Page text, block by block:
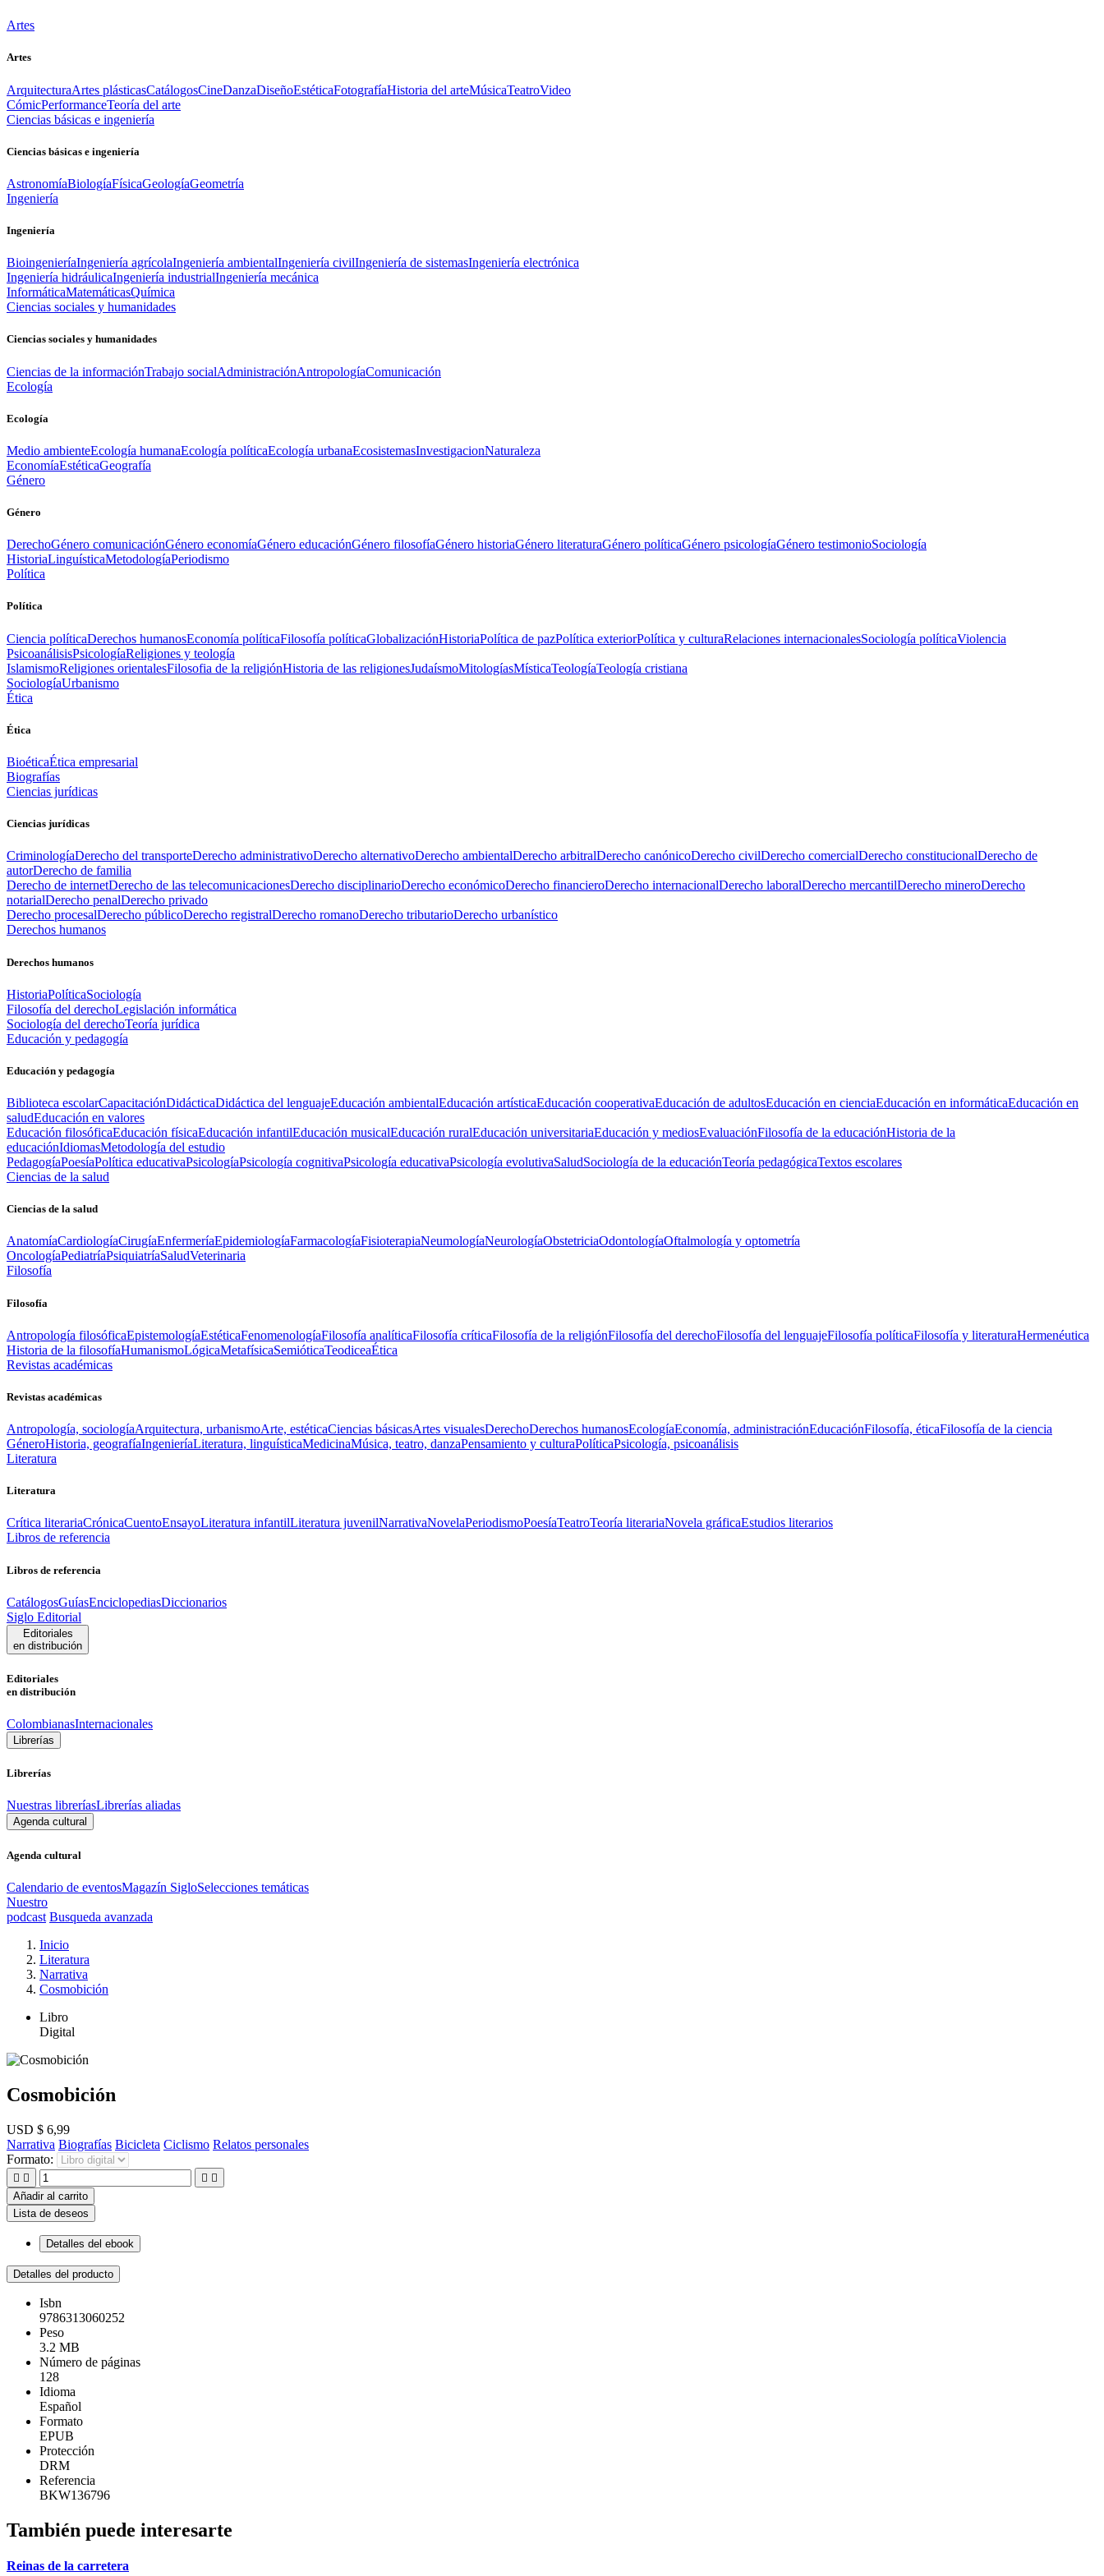
Artes
Artes
ArquitecturaArtes plásticasCatálogosCineDanzaDiseñoEstéticaFotografíaHistoria del arteMúsicaTeatroVideo
CómicPerformanceTeoría del arte
Ciencias básicas e ingeniería
Ciencias básicas e ingeniería
AstronomíaBiologíaFísicaGeologíaGeometría
Ingeniería
Ingeniería
BioingenieríaIngeniería agrícolaIngeniería ambientalIngeniería civilIngeniería de sistemasIngeniería electrónica
Ingeniería hidráulicaIngeniería industrialIngeniería mecánica
InformáticaMatemáticasQuímica
Ciencias sociales y humanidades
Ciencias sociales y humanidades
Ciencias de la informaciónTrabajo socialAdministraciónAntropologíaComunicación
Ecología
Ecología
Medio ambienteEcología humanaEcología políticaEcología urbanaEcosistemasInvestigacionNaturaleza
EconomíaEstéticaGeografía
Género
Género
DerechoGénero comunicaciónGénero economíaGénero educaciónGénero filosofíaGénero historiaGénero literaturaGénero políticaGénero psicologíaGénero testimonioSociología
HistoriaLinguísticaMetodologíaPeriodismo
Política
Política
Ciencia políticaDerechos humanosEconomía políticaFilosofía políticaGlobalizaciónHistoriaPolítica de pazPolítica exteriorPolítica y culturaRelaciones internacionalesSociología políticaViolencia
PsicoanálisisPsicologíaReligiones y teología
IslamismoReligiones orientalesFilosofia de la religiónHistoria de las religionesJudaísmoMitologíasMísticaTeologíaTeología cristiana
SociologíaUrbanismo
Ética
Ética
BioéticaÉtica empresarial
Biografías
Ciencias jurídicas
Ciencias jurídicas
CriminologíaDerecho del transporteDerecho administrativoDerecho alternativoDerecho ambientalDerecho arbitralDerecho canónicoDerecho civilDerecho comercialDerecho constitucionalDerecho de
autorDerecho de familia
Derecho de internetDerecho de las telecomunicacionesDerecho disciplinarioDerecho económicoDerecho financieroDerecho internacionalDerecho laboralDerecho mercantilDerecho mineroDerecho
notarialDerecho penalDerecho privado
Derecho procesalDerecho públicoDerecho registralDerecho romanoDerecho tributarioDerecho urbanístico
Derechos humanos
Derechos humanos
HistoriaPolíticaSociología
Filosofía del derechoLegislación informática
Sociología del derechoTeoría jurídica
Educación y pedagogía
Educación y pedagogía
Biblioteca escolarCapacitaciónDidácticaDidáctica del lenguajeEducación ambientalEducación artísticaEducación cooperativaEducación de adultosEducación en cienciaEducación en informáticaEducación en
saludEducación en valores
Educación filosóficaEducación físicaEducación infantilEducación musicalEducación ruralEducación universitariaEducación y mediosEvaluaciónFilosofía de la educaciónHistoria de la
educaciónIdiomasMetodología del estudio
PedagogíaPoesíaPolítica educativaPsicologíaPsicología cognitivaPsicología educativaPsicología evolutivaSaludSociología de la educaciónTeoría pedagógicaTextos escolares
Ciencias de la salud
Ciencias de la salud
AnatomíaCardiologíaCirugíaEnfermeríaEpidemiologíaFarmacologíaFisioterapiaNeumologíaNeurologíaObstetriciaOdontologíaOftalmología y optometría
OncologíaPediatríaPsiquiatríaSaludVeterinaria
Filosofía
Filosofía
Antropología filosóficaEpistemologíaEstéticaFenomenologíaFilosofía analíticaFilosofía críticaFilosofía de la religiónFilosofía del derechoFilosofía del lenguajeFilosofía políticaFilosofía y literaturaHermenéutica
Historia de la filosofíaHumanismoLógicaMetafísicaSemióticaTeodiceaÉtica
Revistas académicas
Revistas académicas
Antropología, sociologíaArquitectura, urbanismoArte, estéticaCiencias básicasArtes visualesDerechoDerechos humanosEcologíaEconomía, administraciónEducaciónFilosofía, éticaFilosofía de la ciencia
GéneroHistoria, geografíaIngenieríaLiteratura, linguísticaMedicinaMúsica, teatro, danzaPensamiento y culturaPolíticaPsicología, psicoanálisis
Literatura
Literatura
Crítica literariaCrónicaCuentoEnsayoLiteratura infantilLiteratura juvenilNarrativaNovelaPeriodismoPoesíaTeatroTeoría literariaNovela gráficaEstudios literarios
Libros de referencia
Libros de referencia
CatálogosGuíasEnciclopediasDiccionarios
Siglo Editorial
Editoriales
en distribución
Editoriales
en distribución
ColombianasInternacionales
Librerías
Librerías
Nuestras libreríasLibrerías aliadas
Agenda cultural
Agenda cultural
Calendario de eventosMagazín SigloSelecciones temáticas
Nuestro
podcast Busqueda avanzada
Inicio
Literatura
Narrativa
Cosmobición
Libro
Digital
Cosmobición
USD $ 6,99
Narrativa Biografías Bicicleta Ciclismo Relatos personales
Formato:
   
Añadir al carrito
Lista de deseos
Detalles del ebook
Detalles del producto
Isbn
9786313060252
Peso
3.2 MB
Número de páginas
128
Idioma
Español
Formato
EPUB
Protección
DRM
Referencia
BKW136796
También puede interesarte
Reinas de la carretera